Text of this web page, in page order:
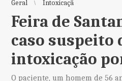
Geral Intoxicaçã
Feira de
caso suspeito
intoxicação
O paciente, um homem de 56